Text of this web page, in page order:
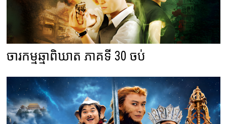
ចារកម្មឆ្មាពិឃាត ភាគទី 30 ចប់